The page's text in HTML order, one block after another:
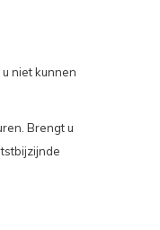
niet kunnen
Brengt u